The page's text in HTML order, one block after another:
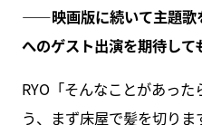
――映画版に続いて主題歌
へのゲスト出演を期待して
RYO「そんなことがあっ
う、まず床屋で髪を切りま